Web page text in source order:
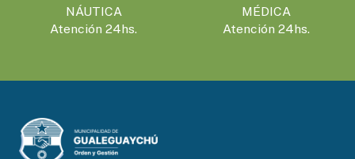
NÁUTICA
Atención 24hs.
MÉDICA
Atención 24hs.